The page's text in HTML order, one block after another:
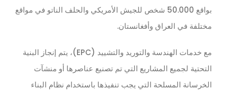
بواقع 50.000 شخص للجيش الأمريكي والحلف الناتو في مواقع
مختلفة في العراق وأفغانستان.
مع خدمات الهندسة والتوريد والتشييد (EPC)، يتم إنجاز البنية
التحتية لجميع المشاريع التي تم تصنيع عناصرها أو منشآت
الخرسانة المسلحة التي يجب تنفيذها باستخدام نظام البناء